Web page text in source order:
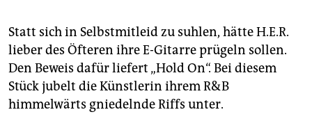
Statt sich in Selbstmitleid zu suhlen, hätte H.E.R.
lieber des Öfteren ihre E-Gitarre prügeln sollen.
Den Beweis dafür liefert „Hold On“. Bei diesem
Stück jubelt die Künstlerin ihrem R&B
himmelwärts gniedelnde Riffs unter.